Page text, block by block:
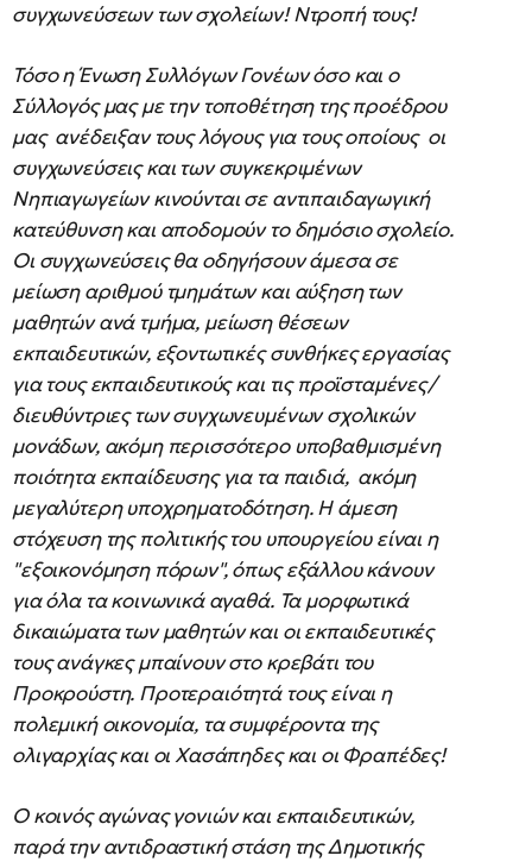
συγχωνεύσεων των σχολείων! Ντροπή τους!
Τόσο η Ένωση Συλλόγων Γονέων όσο και ο
Σύλλογός μας με την τοποθέτηση της προέδρου
μας ανέδειξαν τους λόγους για τους οποίους οι
συγχωνεύσεις και των συγκεκριμένων
Νηπιαγωγείων κινούνται σε αντιπαιδαγωγική
κατεύθυνση και αποδομούν το δημόσιο σχολείο.
Οι συγχωνεύσεις θα οδηγήσουν άμεσα σε
μείωση αριθμού τμημάτων και αύξηση των
μαθητών ανά τμήμα, μείωση θέσεων
εκπαιδευτικών, εξοντωτικές συνθήκες εργασίας
για τους εκπαιδευτικούς και τις προϊσταμένες/
διευθύντριες των συγχωνευμένων σχολικών
μονάδων, ακόμη περισσότερο υποβαθμισμένη
ποιότητα εκπαίδευσης για τα παιδιά, ακόμη
μεγαλύτερη υποχρηματοδότηση. Η άμεση
στόχευση της πολιτικής του υπουργείου είναι η
"εξοικονόμηση πόρων", όπως εξάλλου κάνουν
για όλα τα κοινωνικά αγαθά. Τα μορφωτικά
δικαιώματα των μαθητών και οι εκπαιδευτικές
τους ανάγκες μπαίνουν στο κρεβάτι του
Προκρούστη. Προτεραιότητά τους είναι η
πολεμική οικονομία, τα συμφέροντα της
ολιγαρχίας και οι Χασάπηδες και οι Φραπέδες!
Ο κοινός αγώνας γονιών και εκπαιδευτικών,
παρά την αντιδραστική στάση της Δημοτικής